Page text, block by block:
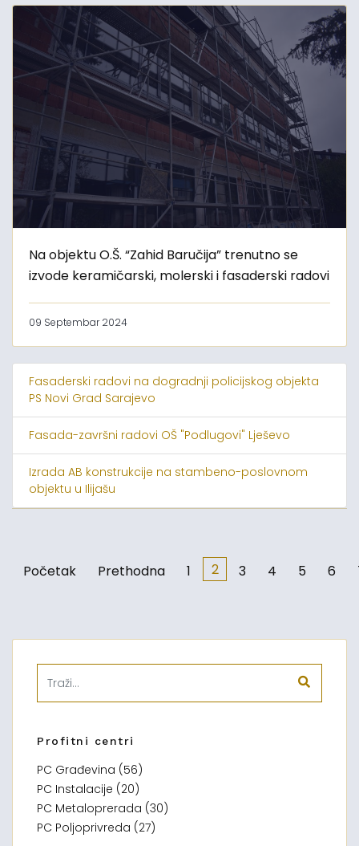
Na objektu O.Š. “Zahid Baručija” trenutno se
izvode keramičarski, molerski i fasaderski radovi
09 Septembar 2024
Fasaderski radovi na dogradnji policijskog objekta
PS Novi Grad Sarajevo
Fasada-završni radovi OŠ "Podlugovi" Lješevo
Izrada AB konstrukcije na stambeno-poslovnom
objektu u Ilijašu
Početak Prethodna 1 2 3 4 5 6
Profitni centri
PC Građevina (56)
PC Instalacije (20)
PC Metaloprerada (30)
PC Poljoprivreda (27)